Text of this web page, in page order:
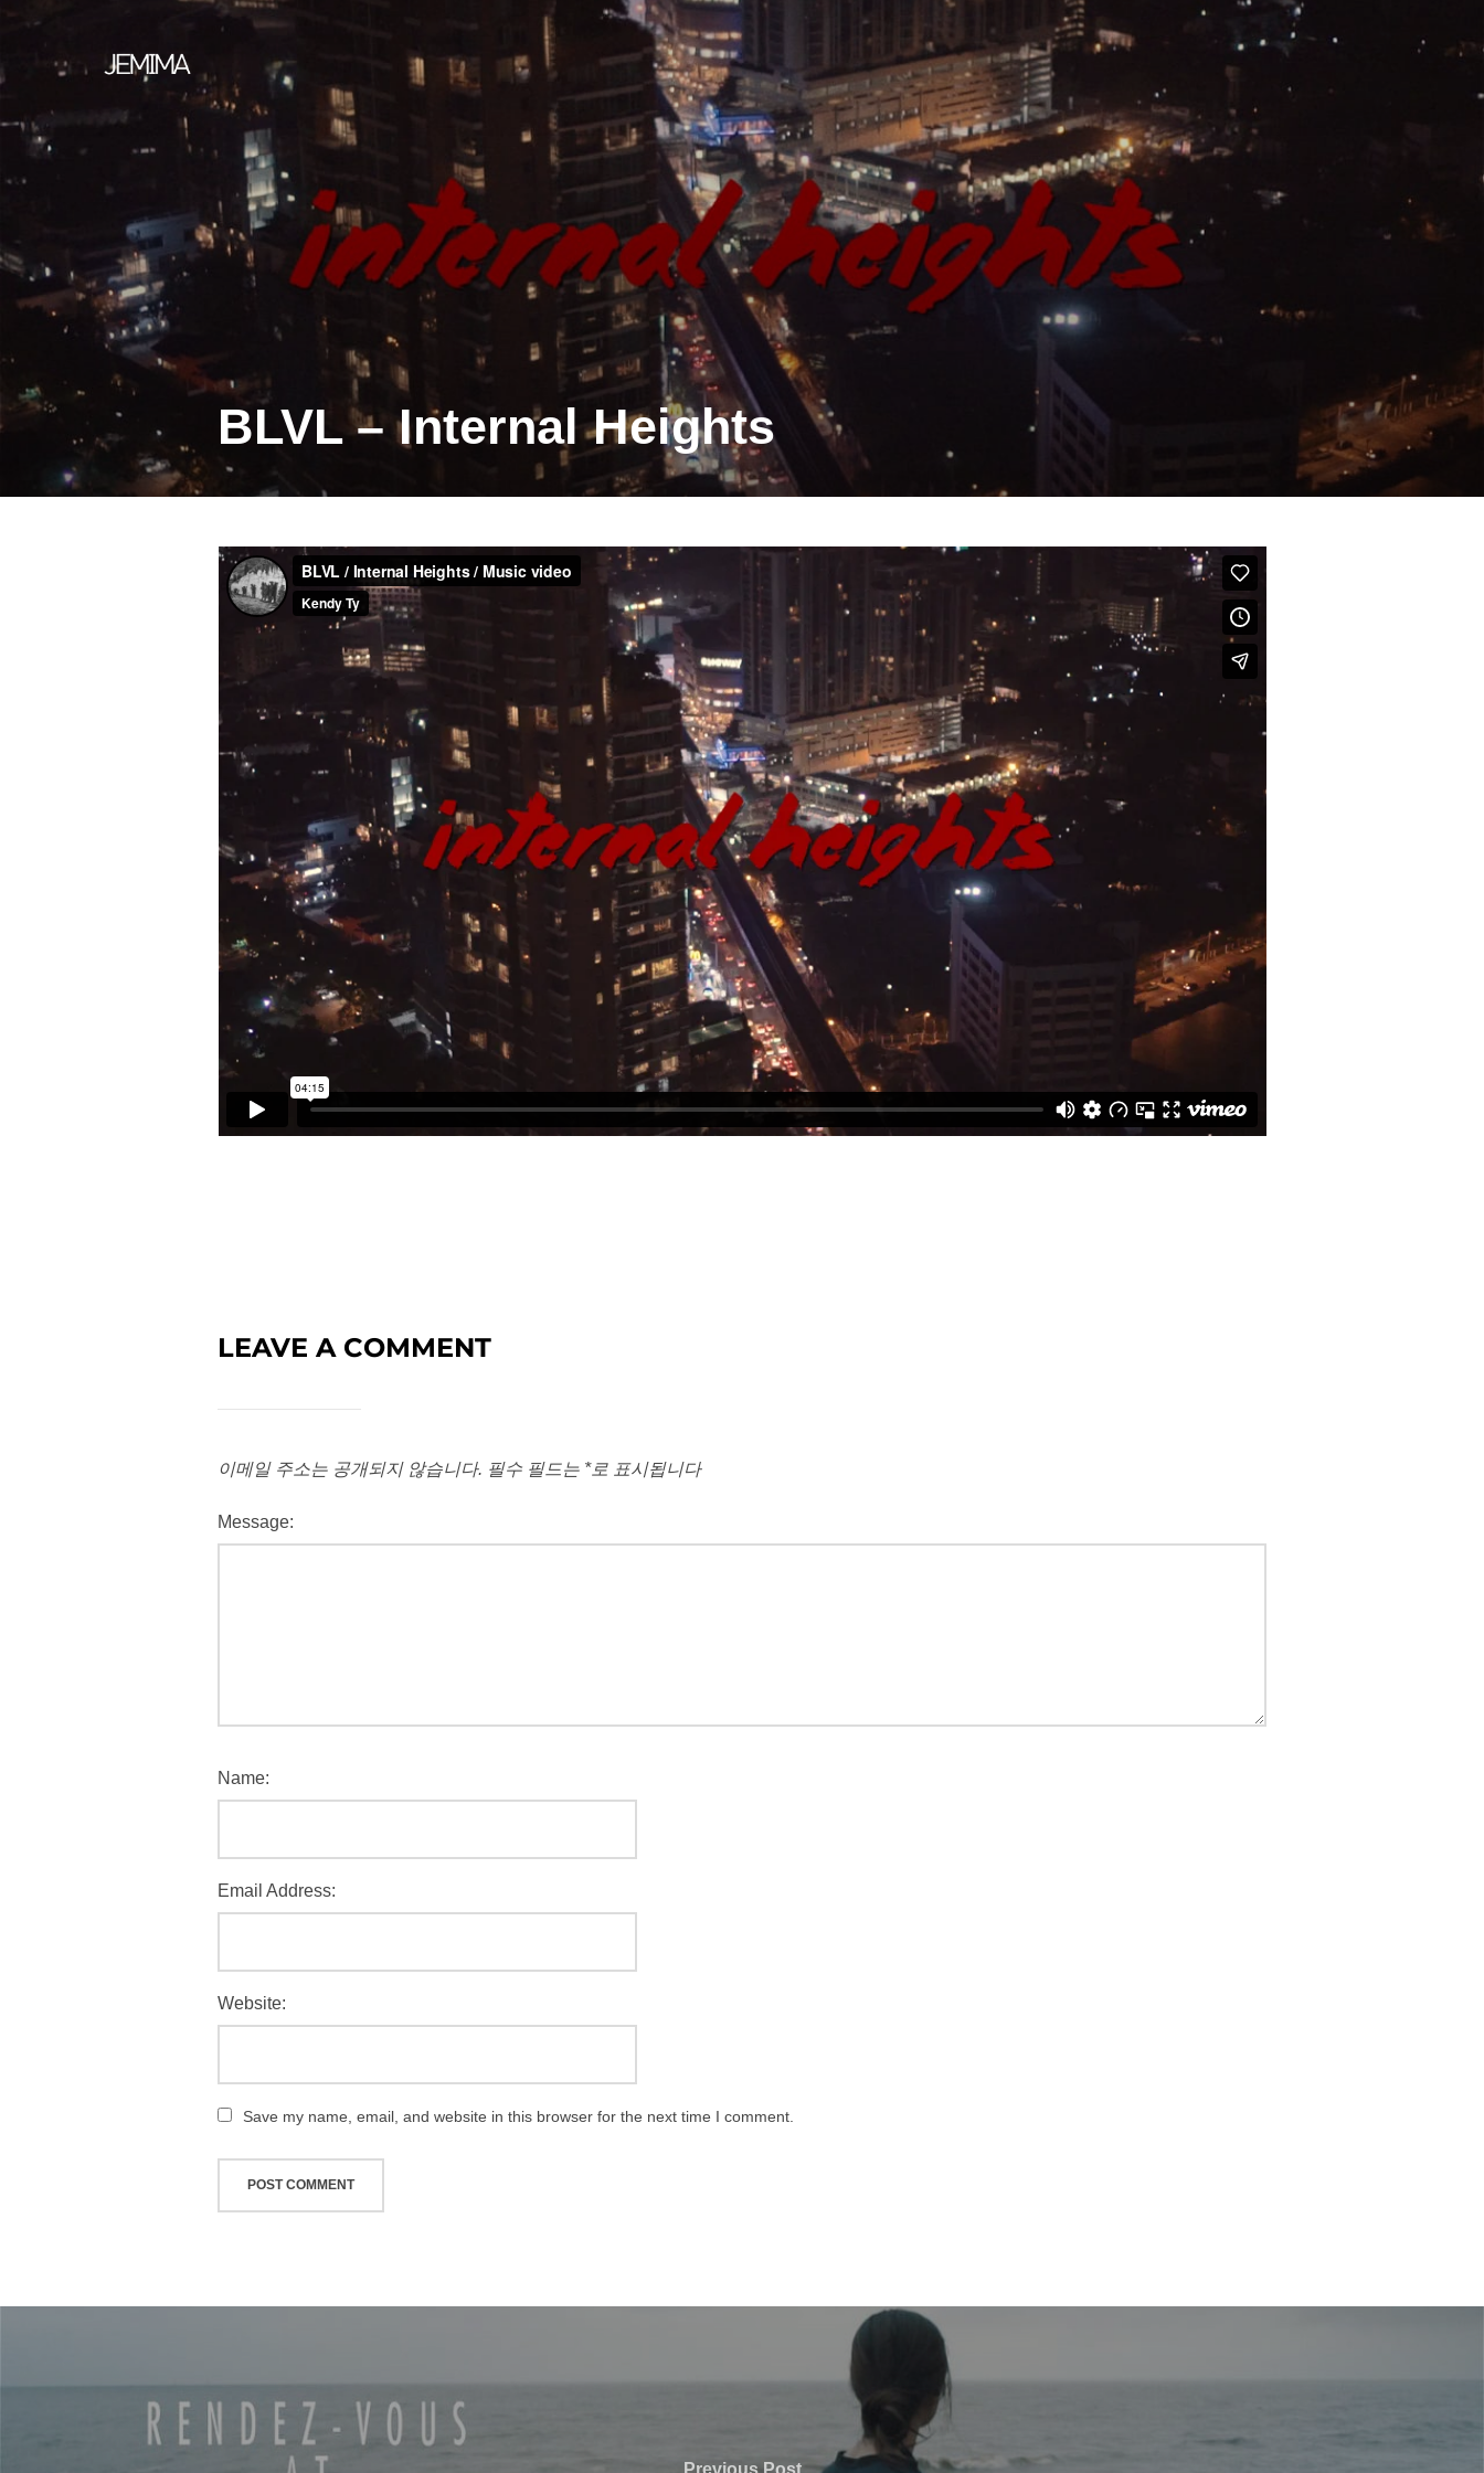
content
BLVL – Internal Heights
LEAVE A COMMENT
이메일 주소는 공개되지 않습니다. 필수 필드는 *로 표시됩니다
Message:
Name:
Email Address:
Website:
Save my name, email, and website in this browser for the next time I comment.
Previous